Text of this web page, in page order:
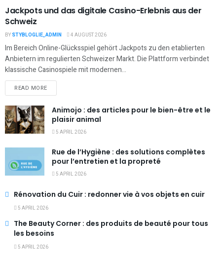
Jackpots und das digitale Casino-Erlebnis aus der
Schweiz
BY STYBLOGLIE_ADMIN 4 AUGUST 2026
Im Bereich Online-Glücksspiel gehört Jackpots zu den etablierten
Anbietern im regulierten Schweizer Markt. Die Plattform verbindet
klassische Casinospiele mit modernen...
READ MORE
Animojo : des articles pour le bien-être et le
plaisir animal
5 APRIL 2026
Rue de l’Hygiène : des solutions complètes
pour l’entretien et la propreté
5 APRIL 2026
Rénovation du Cuir : redonner vie à vos objets en cuir
5 APRIL 2026
The Beauty Corner : des produits de beauté pour tous
les besoins
5 APRIL 2026